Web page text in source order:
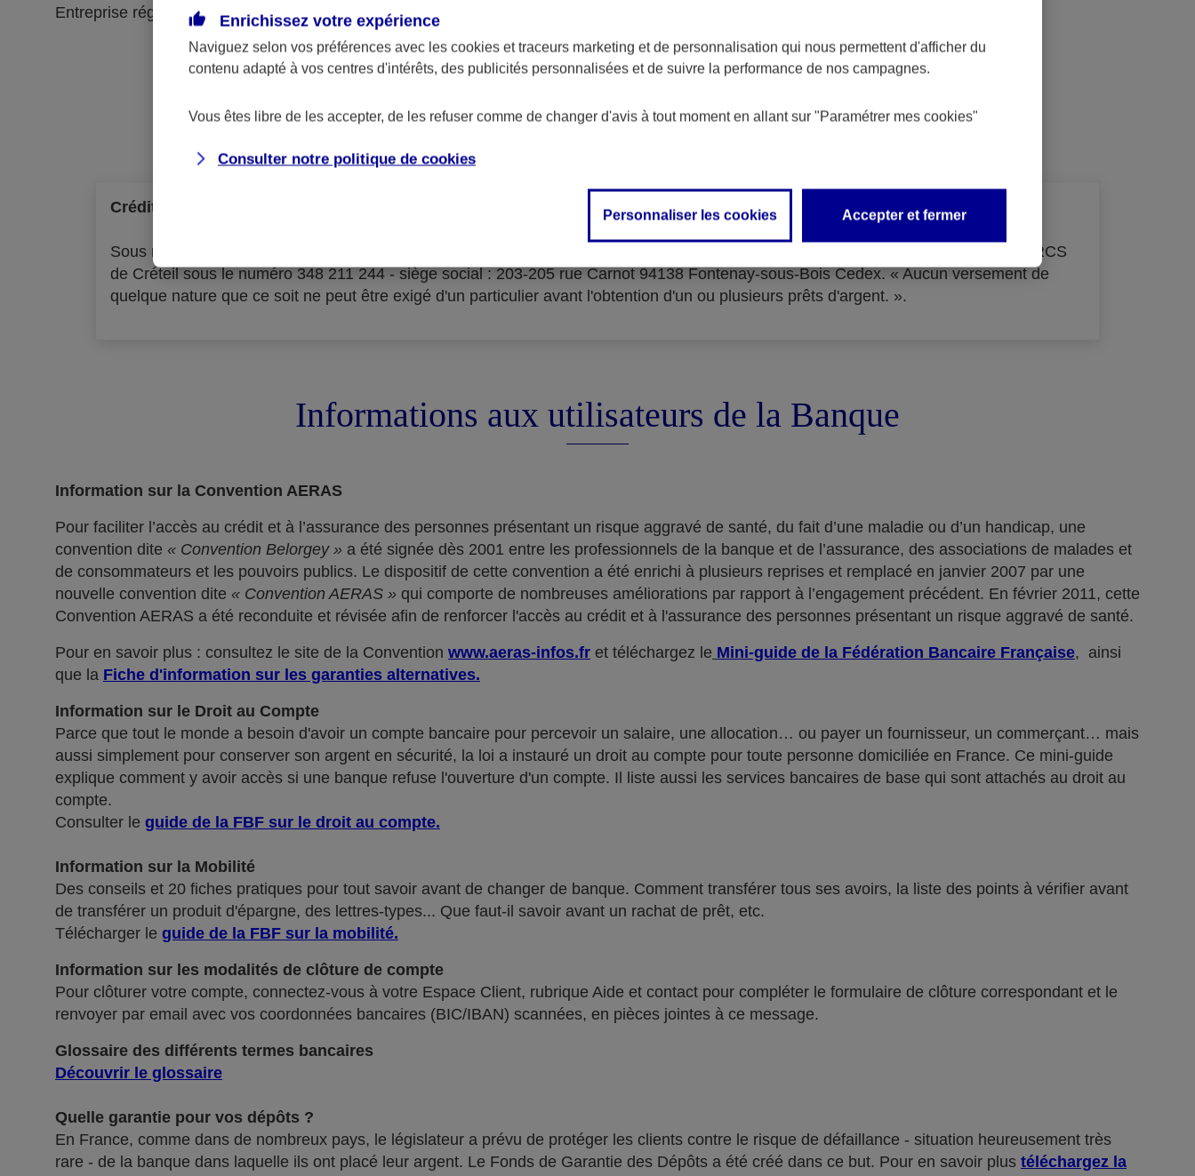
Entreprise régie par le code des assurances
Réserves d'acceptation du crédit
Crédit à la consommation
Sous réserve d'acceptation par l'organisme prêteur : AXA Banque Financement – SA au capital de 33 855 000 € - immatriculée au RCS
de Créteil sous le numéro 348 211 244 - siège social : 203-205 rue Carnot 94138 Fontenay-sous-Bois Cedex. « Aucun versement de
quelque nature que ce soit ne peut être exigé d'un particulier avant l'obtention d'un ou plusieurs prêts d'argent. ».
Informations aux utilisateurs de la Banque
Information sur la Convention AERAS
Pour faciliter l’accès au crédit et à l’assurance des personnes présentant un risque aggravé de santé, du fait d’une maladie ou d’un handicap, une
convention dite « Convention Belorgey » a été signée dès 2001 entre les professionnels de la banque et de l’assurance, des associations de malades et
de consommateurs et les pouvoirs publics. Le dispositif de cette convention a été enrichi à plusieurs reprises et remplacé en janvier 2007 par une
nouvelle convention dite « Convention AERAS » qui comporte de nombreuses améliorations par rapport à l’engagement précédent. En février 2011, cette
Convention AERAS a été reconduite et révisée afin de renforcer l'accès au crédit et à l'assurance des personnes présentant un risque aggravé de santé.
Pour en savoir plus : consultez le site de la Convention www.aeras-infos.fr et téléchargez le Mini-guide de la Fédération Bancaire Française, ainsi
que la Fiche d'information sur les garanties alternatives.
Information sur le Droit au Compte
Parce que tout le monde a besoin d'avoir un compte bancaire pour percevoir un salaire, une allocation… ou payer un fournisseur, un commerçant… mais
aussi simplement pour conserver son argent en sécurité, la loi a instauré un droit au compte pour toute personne domiciliée en France. Ce mini-guide
explique comment y avoir accès si une banque refuse l'ouverture d'un compte. Il liste aussi les services bancaires de base qui sont attachés au droit au
compte.
Consulter le guide de la FBF sur le droit au compte.
Information sur la Mobilité
Des conseils et 20 fiches pratiques pour tout savoir avant de changer de banque. Comment transférer tous ses avoirs, la liste des points à vérifier avant
de transférer un produit d'épargne, des lettres-types... Que faut-il savoir avant un rachat de prêt, etc.
Télécharger le guide de la FBF sur la mobilité.
Information sur les modalités de clôture de compte
Pour clôturer votre compte, connectez-vous à votre Espace Client, rubrique Aide et contact pour compléter le formulaire de clôture correspondant et le
renvoyer par email avec vos coordonnées bancaires (BIC/IBAN) scannées, en pièces jointes à ce message.
Glossaire des différents termes bancaires
Découvrir le glossaire
Quelle garantie pour vos dépôts ?
En France, comme dans de nombreux pays, le législateur a prévu de protéger les clients contre le risque de défaillance - situation heureusement très
rare - de la banque dans laquelle ils ont placé leur argent. Le Fonds de Garantie des Dépôts a été créé dans ce but. Pour en savoir plus téléchargez la
Enrichissez votre expérience
Naviguez selon vos préférences avec les cookies et traceurs marketing et de personnalisation qui nous permettent d'afficher du
contenu adapté à vos centres d'intérêts, des publicités personnalisées et de suivre la performance de nos campagnes.
Vous êtes libre de les accepter, de les refuser comme de changer d'avis à tout moment en allant sur "Paramétrer mes cookies"
Consulter notre politique de cookies
Personnaliser les cookies Accepter et fermer